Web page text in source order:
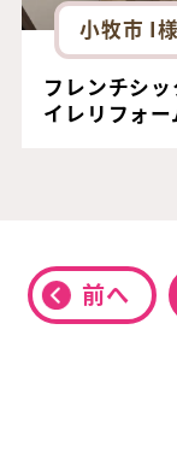
小牧市 I
フレンチシ
イレリフォー
前へ